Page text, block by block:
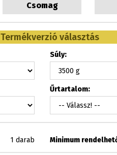
Csomag
Termékverzió választás
Súly:
Űrtartalom:
1 darab Minimum